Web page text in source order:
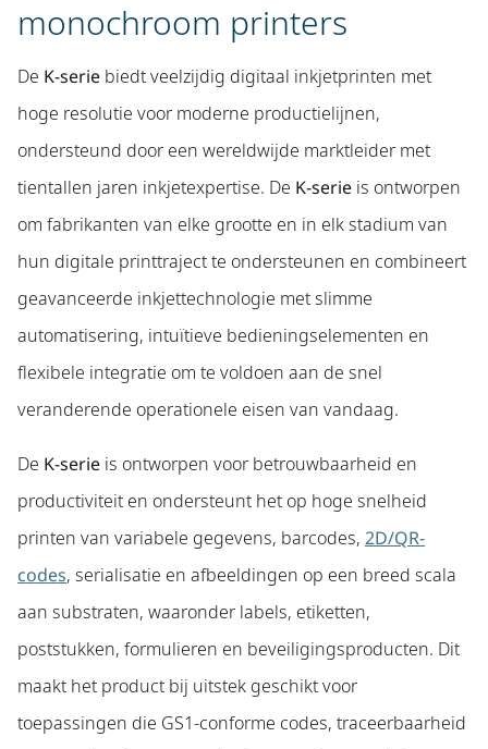
monochroom printers
De K-serie biedt veelzijdig digitaal inkjetprinten met
hoge resolutie voor moderne productielijnen,
ondersteund door een wereldwijde marktleider met
tientallen jaren inkjetexpertise. De K-serie is ontworpen
om fabrikanten van elke grootte en in elk stadium van
hun digitale printtraject te ondersteunen en combineert
geavanceerde inkjettechnologie met slimme
automatisering, intuïtieve bedieningselementen en
flexibele integratie om te voldoen aan de snel
veranderende operationele eisen van vandaag.
De K-serie is ontworpen voor betrouwbaarheid en
productiviteit en ondersteunt het op hoge snelheid
printen van variabele gegevens, barcodes, 2D/QR-
codes, serialisatie en afbeeldingen op een breed scala
aan substraten, waaronder labels, etiketten,
poststukken, formulieren en beveiligingsproducten. Dit
maakt het product bij uitstek geschikt voor
toepassingen die GS1-conforme codes, traceerbaarheid